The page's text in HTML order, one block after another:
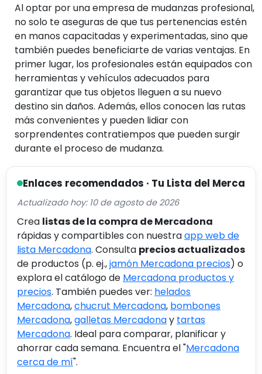
Al optar por una empresa de mudanzas profesional,
no solo te aseguras de que tus pertenencias estén
en manos capacitadas y experimentadas, sino que
también puedes beneficiarte de varias ventajas. En
primer lugar, los profesionales están equipados con
herramientas y vehículos adecuados para
garantizar que tus objetos lleguen a su nuevo
destino sin daños. Además, ellos conocen las rutas
más convenientes y pueden lidiar con
sorprendentes contratiempos que pueden surgir
durante el proceso de mudanza.
Enlaces recomendados · Tu Lista del Merca
Actualizado hoy: 10 de agosto de 2026
Crea listas de la compra de Mercadona
rápidas y compartibles con nuestraapp web de
lista Mercadona. Consulta precios actualizados
de productos (p. ej.,jamón Mercadona precios) o
explora el catálogo de Mercadona productos y
precios. También puedes ver: helados
Mercadona,chucrut Mercadona, bombones
Mercadona,galletas Mercadonay tartas
Mercadona. Ideal para comparar, planificar y
ahorrar cada semana. Encuentra el "Mercadona
cerca de mí".